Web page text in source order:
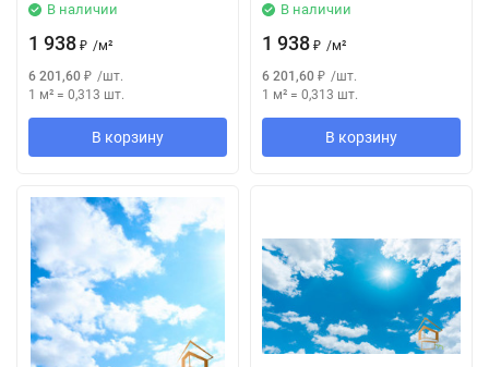
В наличии
1 938 ₽ /м²
6 201,60 ₽ /шт.
1 м² = 0,313 шт.
В корзину
В наличии
1 938 ₽ /м²
6 201,60 ₽ /шт.
1 м² = 0,313 шт.
В корзину